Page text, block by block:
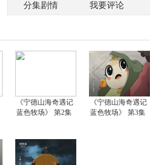
分集剧情 我要评论
《宁德山海奇遇记
蓝色牧场》 第2集
《宁德山海奇遇记
蓝色牧场》 第3集